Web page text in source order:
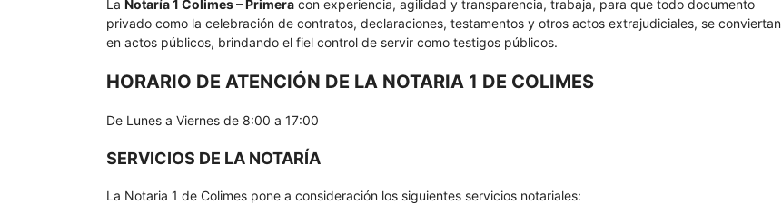
La Notaría 1 Colimes – Primera con experiencia, agilidad y transparencia, trabaja, para que todo documento
privado como la celebración de contratos, declaraciones, testamentos y otros actos extrajudiciales, se conviertan
en actos públicos, brindando el fiel control de servir como testigos públicos.
HORARIO DE ATENCIÓN DE LA NOTARIA 1 DE COLIMES
De Lunes a Viernes de 8:00 a 17:00
SERVICIOS DE LA NOTARÍA
La Notaria 1 de Colimes pone a consideración los siguientes servicios notariales: